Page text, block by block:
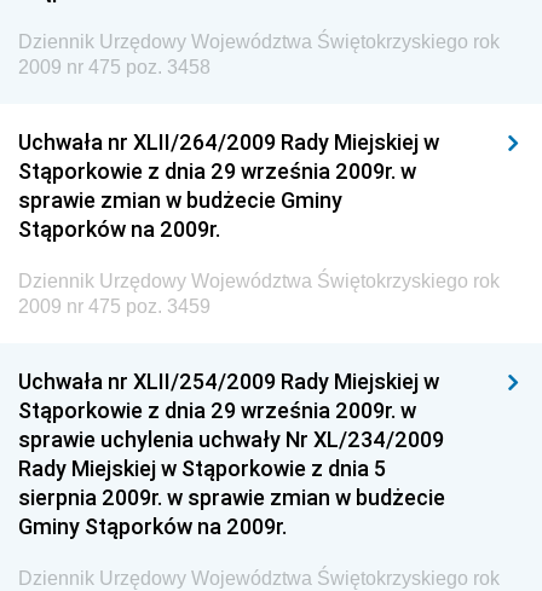
Gospodarki Przestrzennej
Dziennik Urzędowy Unii Europejskiej, L
Dziennik Urzędowy Ministerstwa Przemysłu
Chemicznego i Lekkiego
Dziennik Urzędowy Ministerstwa Rolnictwa i
Gospodarki Żywnościowej
Dziennik Urzędowy Ministra Rodziny, Pracy i Polityki
Społecznej
Dziennik Urzędowy Ministra Rozwoju
Dziennik Urzędowy Ministra Infrastruktury i
Budownictwa
Dziennik Urzędowy Ministra Gospodarki Morskiej i
Żeglugi Śródlądowej
Dziennik Urzędowy Ministra Energii
Dziennik Urzędowy Województwa Świętokrzyskiego rok
2009 nr 475 poz. 3458
Uchwała nr XLII/264/2009 Rady Miejskiej w
Stąporkowie z dnia 29 września 2009r. w
sprawie zmian w budżecie Gminy
Stąporków na 2009r.
Dziennik Urzędowy Województwa Świętokrzyskiego rok
2009 nr 475 poz. 3459
Uchwała nr XLII/254/2009 Rady Miejskiej w
Stąporkowie z dnia 29 września 2009r. w
sprawie uchylenia uchwały Nr XL/234/2009
Rady Miejskiej w Stąporkowie z dnia 5
sierpnia 2009r. w sprawie zmian w budżecie
Gminy Stąporków na 2009r.
Dziennik Urzędowy Województwa Świętokrzyskiego rok